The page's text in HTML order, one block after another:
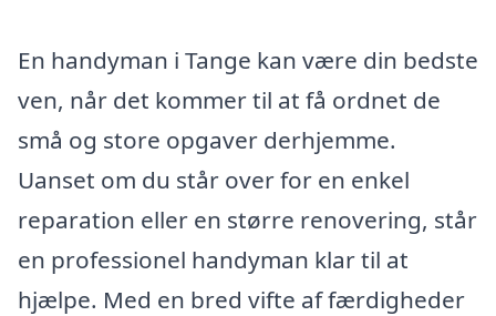
En handyman i Tange kan være din bedste
ven, når det kommer til at få ordnet de
små og store opgaver derhjemme.
Uanset om du står over for en enkel
reparation eller en større renovering, står
en professionel handyman klar til at
hjælpe. Med en bred vifte af færdigheder